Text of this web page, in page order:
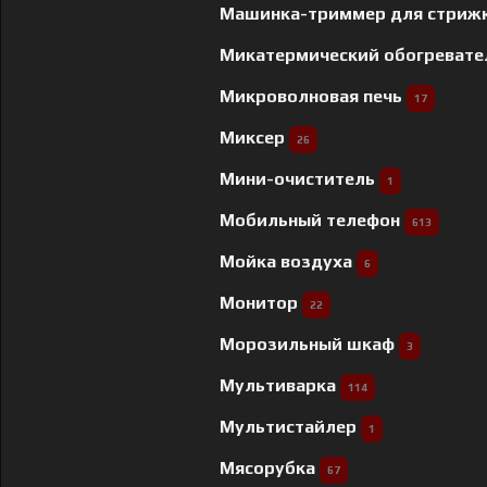
Машинка-триммер для
Микатермический
Микроволновая печь 17
Миксер 26
Мини-очиститель 1
Мобильный телефон 613
Мойка воздуха 6
Монитор 22
Морозильный шкаф 3
Мультиварка 114
Мультистайлер 1
Мясорубка 67